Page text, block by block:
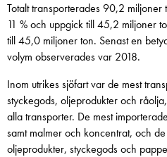
Totalt transporterades 90,2
11 % och uppgick till 45,2 miljoner
till 45,0 miljoner ton. Senast en
volym observerades var 2018.
Inom utrikes sjöfart var de mest
styckegods, oljeprodukter och
alla transporter. De mest
samt malmer och koncentrat, och
oljeprodukter, styckegods och